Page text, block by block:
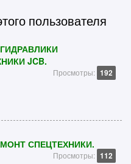
пользователя
JCB.
Просмотры: 192
СПЕЦТЕХНИКИ.
Просмотры: 112